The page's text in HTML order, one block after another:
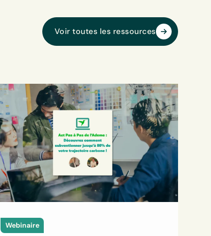
Voir toutes les ressources
Webinaire